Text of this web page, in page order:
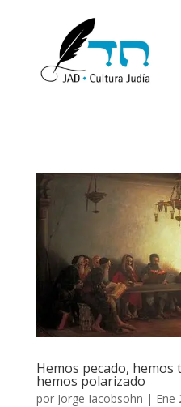
Hemos pecado,
hemos polarizado
por Jorge Iacobsohn | Ene